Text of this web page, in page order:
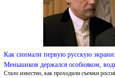
Как снимали первую русскую
Меньшиков держался особняком,
Стало известно, как проходили съемки